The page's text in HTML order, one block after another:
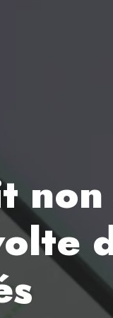
non